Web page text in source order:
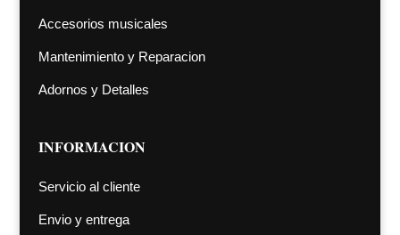
Accesorios musicales
Mantenimiento y Reparacion
Adornos y Detalles
INFORMACION
Servicio al cliente
Envio y entrega